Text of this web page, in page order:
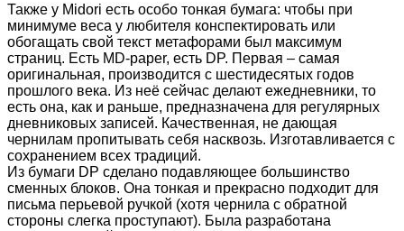
Также у Midori есть особо тонкая бумага: чтобы при
минимуме веса у любителя конспектировать или
обогащать свой текст метафорами был максимум
страниц. Есть MD-paper, есть DP. Первая – самая
оригинальная, производится с шестидесятых годов
прошлого века. Из неё сейчас делают ежедневники, то
есть она, как и раньше, предназначена для регулярных
дневниковых записей. Качественная, не дающая
чернилам пропитывать себя насквозь. Изготавливается с
сохранением всех традиций.
Из бумаги DP сделано подавляющее большинство
сменных блоков. Она тонкая и прекрасно подходит для
письма перьевой ручкой (хотя чернила с обратной
стороны слегка проступают). Была разработана